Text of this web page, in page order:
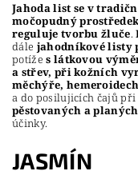
Jahoda list se v
močopudný
reguluje tvorbu žluče.
dále jahodníkové listy
potížes látkovou
a střev, při kožních
měchýře,
a do posilujicích čajů
pěstovaných a
účinky.
JASMÍN